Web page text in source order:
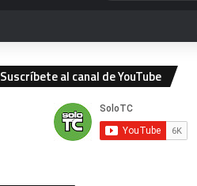
Suscríbete al canal de YouTube